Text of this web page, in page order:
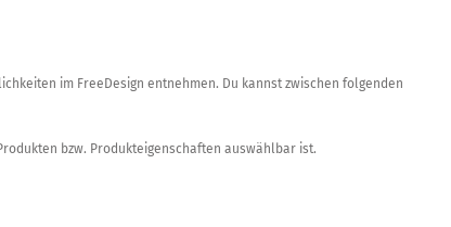
im FreeDesign entnehmen. Du kannst zwischen folgenden
bzw. Produkteigenschaften auswählbar ist.